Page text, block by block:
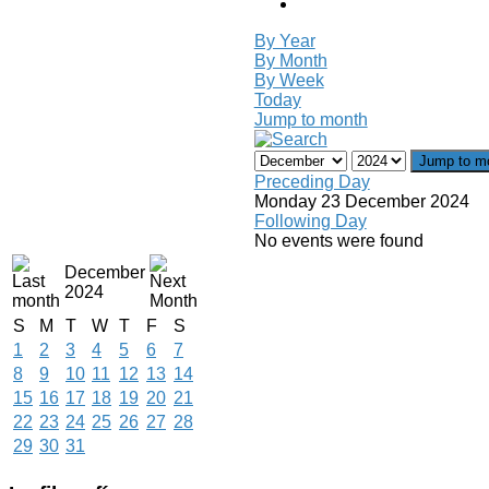
By Year
By Month
By Week
Today
Jump to month
Jump to
Preceding Day
Monday 23 December 2024
Following Day
No events were found
December
2024
S
M T W T F
S
1
2 3 4 5 6
7
8
9 10 11 12 13 14
15 16 17 18 19 20 21
22 23 24 25 26 27 28
29 30 31